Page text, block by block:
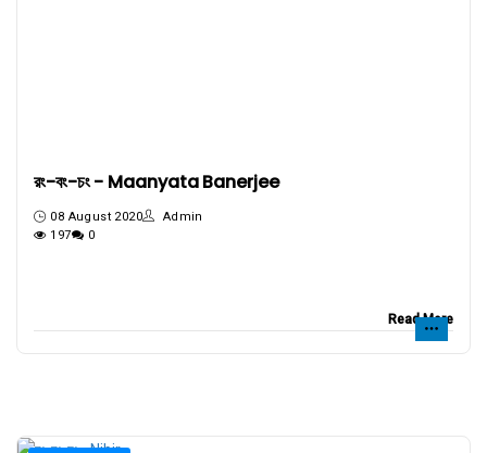
রং-বং-চং - Maanyata Banerjee
08 August 2020
Admin
197
0
Read More